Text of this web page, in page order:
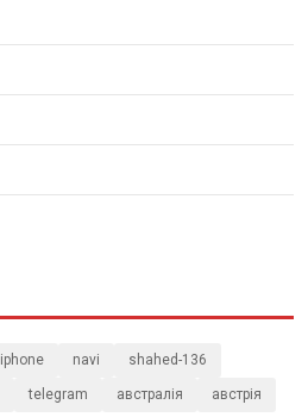
iphone navi shahed-136
telegram австралія австрія